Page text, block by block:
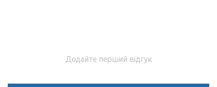
Додайте перший відгук